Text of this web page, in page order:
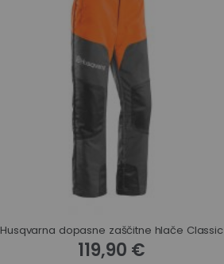
Husqvarna dopasne zaščitne hlače Classic
119,90 €